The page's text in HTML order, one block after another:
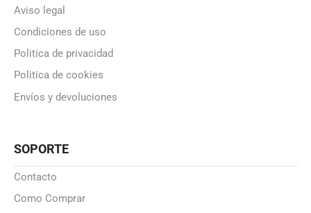
Aviso legal
Condiciones de uso
Politica de privacidad
Politica de cookies
Envíos y devoluciones
SOPORTE
Contacto
Como Comprar